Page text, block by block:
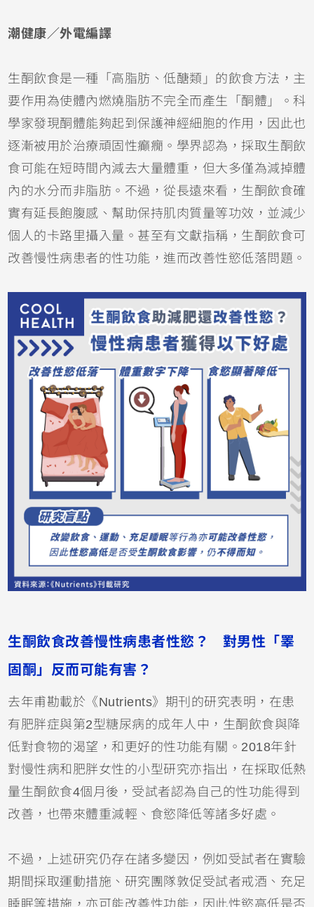
潮健康／外電編譯
生酮飲食是一種「高脂肪、低醣類」的飲食方法，主
要作用為使體內燃燒脂肪不完全而產生「酮體」。科
學家發現酮體能夠起到保護神經細胞的作用，因此也
逐漸被用於治療頑固性癲癇。 學界認為，採取生酮飲
食可能在短時間內減去大量體重，但大多僅為減掉體
內的水分而非脂肪。不過，從長遠來看，生酮飲食確
實有延長飽腹感、幫助保持肌肉質量等功效，並減少
個人的卡路里攝入量。甚至有文獻指稱，生酮飲食可
改善慢性病患者的性功能，進而改善性慾低落問題。
生酮飲食改善慢性病患者性慾？ 對男性「睪
固酮」反而可能有害？
去年甫勘載於《Nutrients》期刊的研究表明，在患
有肥胖症與第2型糖尿病的成年人中，生酮飲食與降
低對食物的渴望，和更好的性功能有關。2018年針
對慢性病和肥胖女性的小型研究亦指出，在採取低熱
量生酮飲食4個月後，受試者認為自己的性功能得到
改善，也帶來體重減輕、食慾降低等諸多好處。
不過，上述研究仍存在諸多變因，例如受試者在實驗
期間採取運動措施、研究團隊敦促受試者戒酒、充足